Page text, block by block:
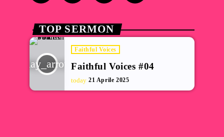
TOP SERMON
play_arrow
Faithful Voices
Faithful Voices #04
today 21 Aprile 2025